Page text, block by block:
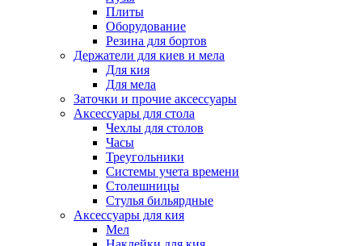
Плиты
Оборудование
Резина для бортов
Держатели для киев и мела
Для кия
Для мела
Заточки и прочие аксессуары
Аксессуары для стола
Чехлы для столов
Часы
Треугольники
Системы учета времени
Столешницы
Стулья бильярдные
Аксессуары для кия
Мел